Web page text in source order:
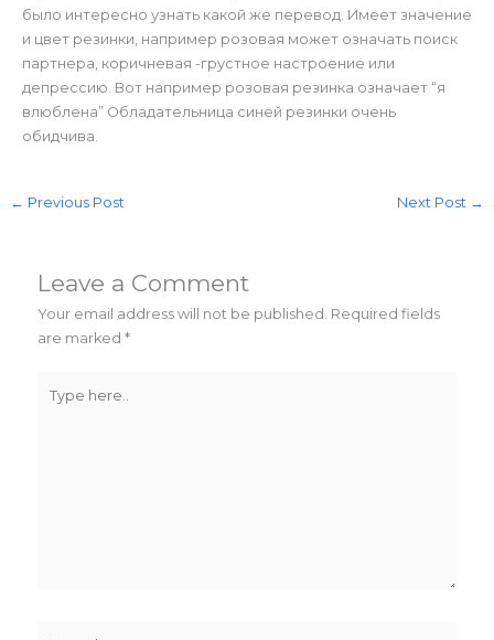
было интересно узнать какой же перевод. Имеет значение
и цвет резинки, например розовая может означать поиск
партнера, коричневая -грустное настроение или
депрессию. Вот например розовая резинка означает “я
влюблена” Обладательница синей резинки очень
обидчива.
← Previous Post Next Post →
Leave a Comment
Your email address will not be published. Required fields
are marked*
here..